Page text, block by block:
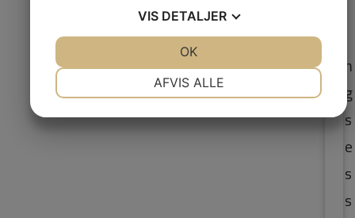
n
g
s
e
s
s
VIS DETALJER
AFVIS ALLE
OK